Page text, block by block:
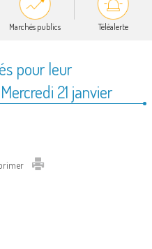
Marchés publics Téléalerte
pour leur
21 janvier